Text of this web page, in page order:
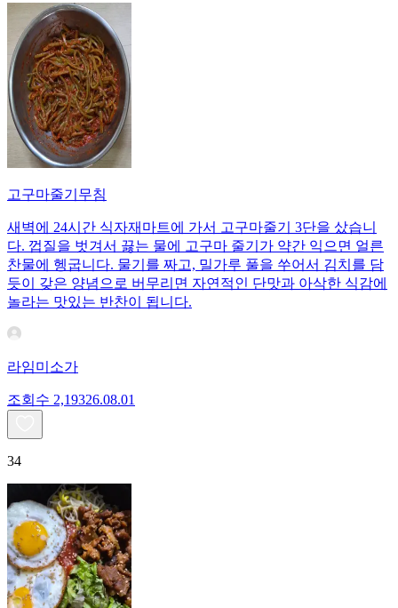
고구마줄기무침
새벽에 24시간 식자재마트에 가서 고구마줄기 3단을 샀습니
다. 껍질을 벗겨서 끓는 물에 고구마 줄기가 약간 익으면 얼른
찬물에 헹굽니다. 물기를 짜고, 밀가루 풀을 쑤어서 김치를 담
듯이 갖은 양념으로 버무리면 자연적인 단맛과 아삭한 식감에
놀라는 맛있는 반찬이 됩니다.
라임미소가
조회수 2,19326.08.01
34